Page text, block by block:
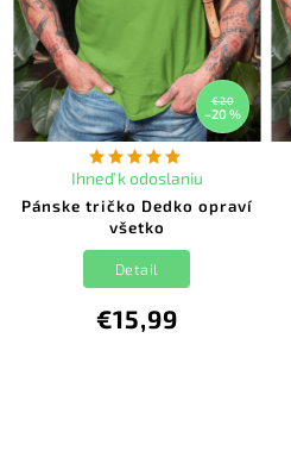
€20
–20 %
Pánske tričko Dedko opraví
všetko
Ihneď k odoslaniu
€15,99
Detail